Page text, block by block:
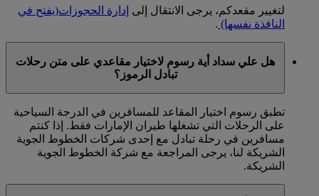
لتغيير مقعدكم، يرجى الانتقال إلى إدارة الحجوزات(يفتح في
النافذة نفسها) .
هل علي سداد أية رسوم لاختيار مقاعدي على متن رحلات
تبادل الرموز؟
تطبق رسوم اختيار المقاعد للمسافرين في الدرجة السياحية
على الرحلات التي تشغلها طيران الإمارات فقط. إذا كنتم
مسافرين في رحلة تبادل مع إحدى شركات الخطوط الجوية
الشريكة لنا، يرجى المراجعة مع شركة الخطوط الجوية
الشريكة.